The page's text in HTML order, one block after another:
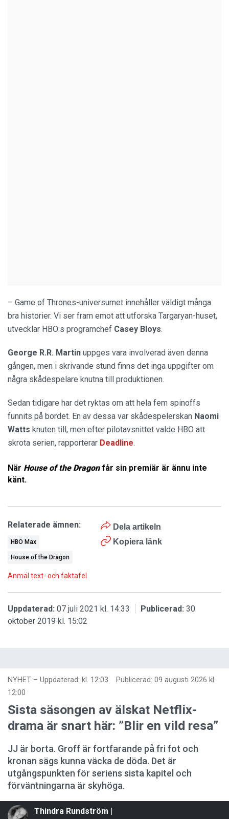
– Game of Thrones-universumet innehåller väldigt många
bra historier. Vi ser fram emot att utforska Targaryan-huset,
utvecklar HBO:s programchef Casey Bloys.
George R.R. Martin uppges vara involverad även denna
gången, men i skrivande stund finns det inga uppgifter om
några skådespelare knutna till produktionen.
Sedan tidigare har det ryktas om att hela fem spinoffs
funnits på bordet. En av dessa var skådespelerskan Naomi
Watts knuten till, men efter pilotavsnittet valde HBO att
skrota serien, rapporterar Deadline.
När House of the Dragonfår sin premiär är ännu inte
känt.
Dela artikeln
Kopiera länk
Relaterade ämnen:
HBO Max
House of the Dragon
Anmäl text- och faktafel
Uppdaterad: 07 juli 2021 kl. 14:33 Publicerad: 30
oktober 2019 kl. 15:02
NYHET – Uppdaterad: kl. 12:03 Publicerad: 09 augusti 2026 kl.
12:00
Sista säsongen av älskat Netflix-
drama är snart här: ”Blir en vild resa”
JJ är borta. Groff är fortfarande på fri fot och
kronan sägs kunna väcka de döda. Det är
utgångspunkten för seriens sista kapitel och
förväntningarna är skyhöga.
Thindra Rundström |